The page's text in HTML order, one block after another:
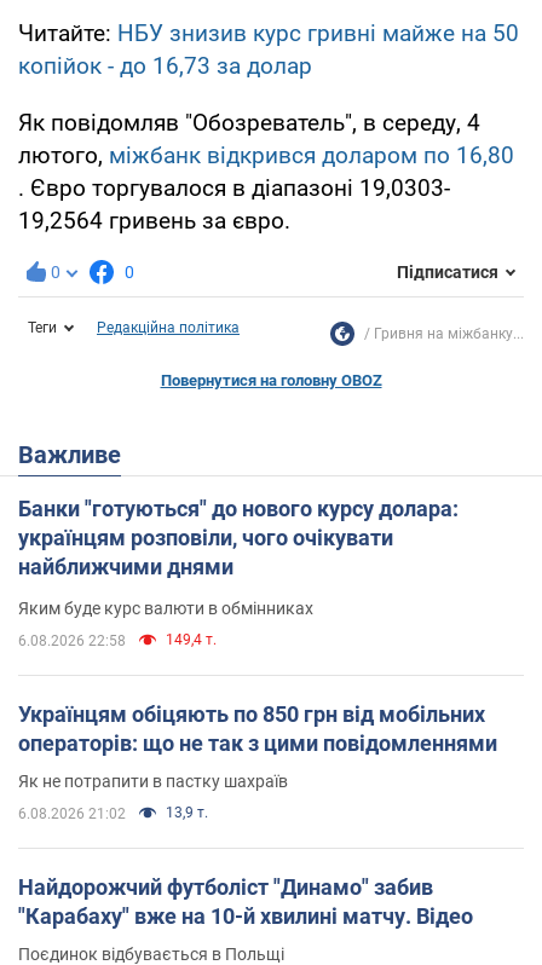
Читайте: НБУ знизив курс гривні майже на 50
копійок - до 16,73 за долар
Як повідомляв "Обозреватель", в середу, 4
лютого, міжбанк відкрився доларом по 16,80
. Євро торгувалося в діапазоні 19,0303-
19,2564 гривень за євро.
0 0 Підписатися
Теги Редакційна політика Гривня на міжбанку...
Повернутися на головну OBOZ
Важливе
Банки "готуються" до нового курсу долара:
українцям розповіли, чого очікувати
найближчими днями
Яким буде курс валюти в обмінниках
6.08.2026 22:58 149,4 т.
Українцям обіцяють по 850 грн від мобільних
операторів: що не так з цими повідомленнями
Як не потрапити в пастку шахраїв
6.08.2026 21:02 13,9 т.
Найдорожчий футболіст "Динамо" забив
"Карабаху" вже на 10-й хвилині матчу. Відео
Поєдинок відбувається в Польщі